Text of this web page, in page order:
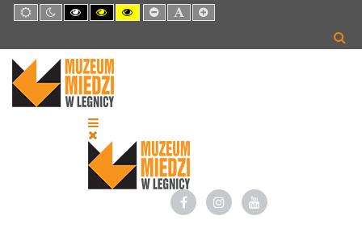
Default
mode
Night
mode
High
Contrast
mode
High
Contrast
mode
High
Contrast
mode
Set
Smaller
Set
Default
Set
Larger